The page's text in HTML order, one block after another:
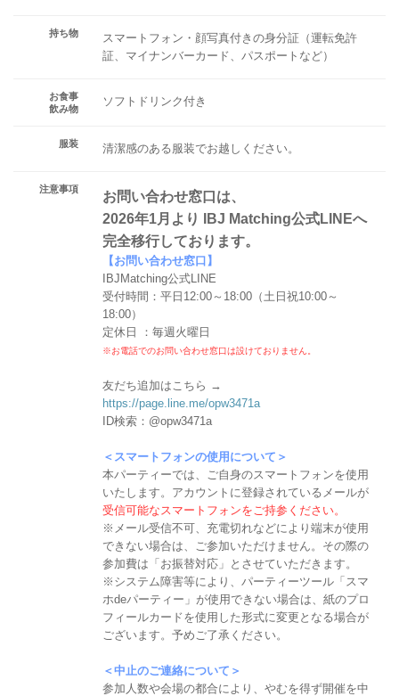
持ち物
スマートフォン・顔写真付きの身分証（運転免許
証、マイナンバーカード、パスポートなど）
お食事
飲み物
ソフトドリンク付き
服装 清潔感のある服装でお越しください。
注意事項
お問い合わせ窓口は、
2026年1月より IBJ Matching公式LINEへ
完全移行しております。
【お問い合わせ窓口】
IBJMatching公式LINE
受付時間：平日12:00～18:00（土日祝10:00～
18:00）
定休日 ：毎週火曜日
※お電話でのお問い合わせ窓口は設けておりません。
友だち追加はこちら →
https://page.line.me/opw3471a
ID検索：@opw3471a
＜スマートフォンの使用について＞
本パーティーでは、ご自身のスマートフォンを使用
いたします。アカウントに登録されているメールが
受信可能なスマートフォンをご持参ください。
※メール受信不可、充電切れなどにより端末が使用
できない場合は、ご参加いただけません。その際の
参加費は「お振替対応」とさせていただきます。
※システム障害等により、パーティーツール「スマ
ホdeパーティー」が使用できない場合は、紙のプロ
フィールカードを使用した形式に変更となる場合が
ございます。予めご了承ください。
＜中止のご連絡について＞
参加人数や会場の都合により、やむを得ず開催を中